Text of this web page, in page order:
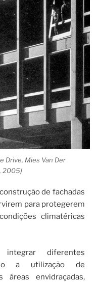
Drive, Mies Van Der
2005)
de fachadas
para protegerem
climatéricas
diferentes
a utilização de
áreas envidraçadas,